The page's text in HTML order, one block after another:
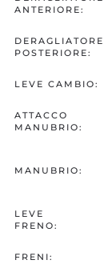
ANTERIORE:
DERAGLIATORE
POSTERIORE:
LEVE CAMBIO:
ATTACCO
MANUBRIO:
MANUBRIO:
LEVE
FRENO:
FRENI: